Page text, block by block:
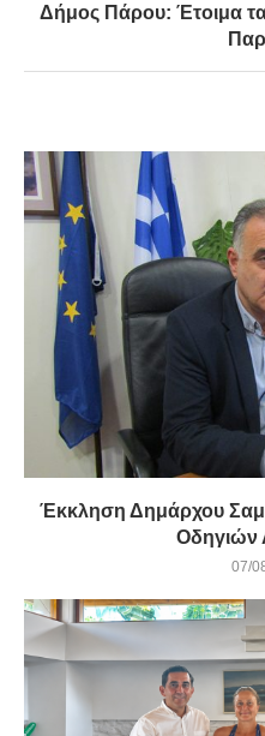
Δήμος Πάρου: Έτοιμα
Έκκληση Δημάρχου
Οδηγιών
07/